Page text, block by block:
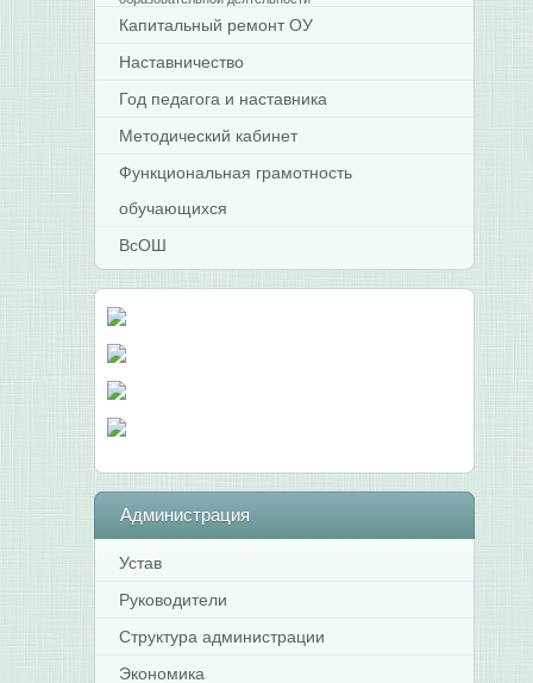
Капитальный ремонт ОУ
Наставничество
Год педагога и наставника
Методический кабинет
Функциональная грамотность
обучающихся
ВсОШ
Администрация
Устав
Руководители
Структура администрации
Экономика